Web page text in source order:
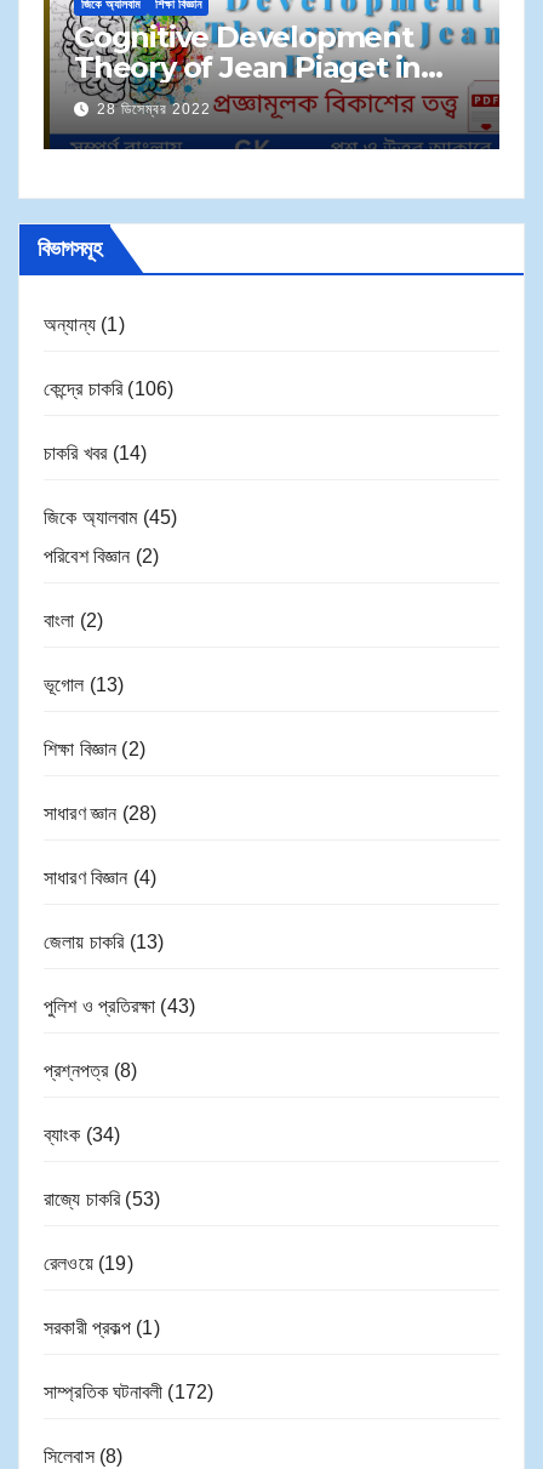
জিকে অ্যালবাম শিক্ষা বিজ্ঞান
Cognitive Development
Theory of Jean Piaget in
Bengali | জেন পিয়াজেঁর প্রজ্ঞামূলক
বিকাশের তত্ত্ব
28 ডিসেম্বর 2022
বিভাগসমূহ
অন্যান্য (1)
কেন্দ্রে চাকরি(106)
চাকরি খবর(14)
জিকে অ্যালবাম(45)
পরিবেশ বিজ্ঞান (2)
বাংলা (2)
ভূগোল (13)
শিক্ষা বিজ্ঞান (2)
সাধারণ জ্ঞান (28)
সাধারণ বিজ্ঞান (4)
জেলায় চাকরি(13)
পুলিশ ও প্রতিরক্ষা (43)
প্রশ্নপত্র(8)
ব্যাংক (34)
রাজ্যে চাকরি(53)
রেলওয়ে(19)
সরকারী প্রকল্প (1)
সাম্প্রতিক ঘটনাবলী (172)
সিলেবাস(8)